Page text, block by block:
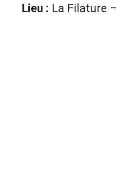
Lieu : La Filature